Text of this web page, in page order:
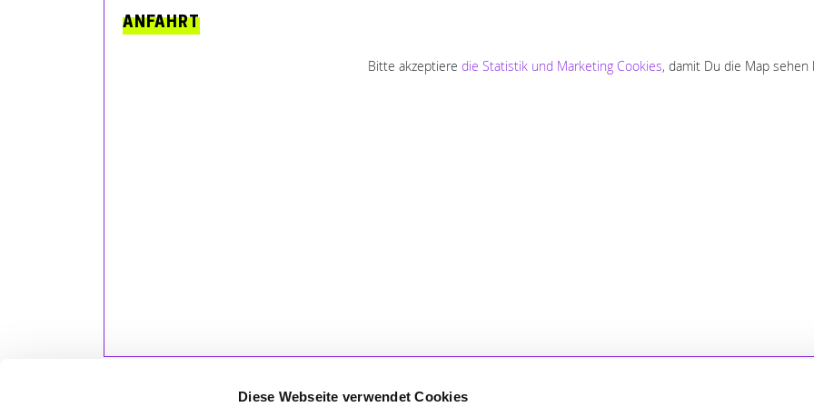
Diese Webseite verwendet Cookies
ANFAHRT
Bitte akzeptiere die Statistik und Marketing Cookies, damit Du die Map sehen